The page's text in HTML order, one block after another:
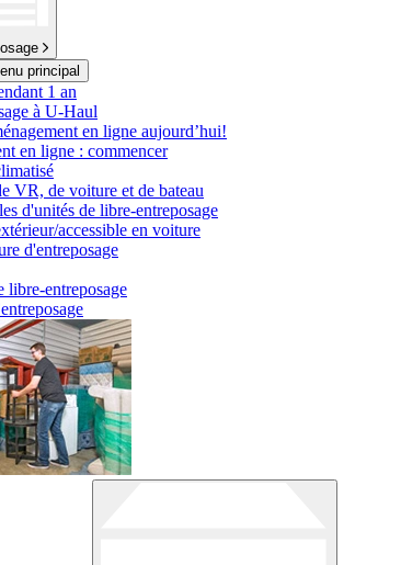
principal
1 an
à U-Haul
en ligne aujourd’hui!
en ligne : commencer
VR, de voiture et de bateau
d'unités de libre-entreposage
accessible en voiture
d'entreposage
libre-entreposage